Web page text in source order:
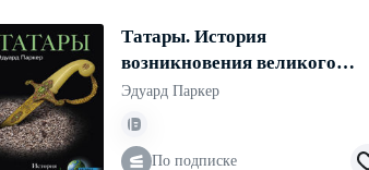
Татары. История
возникновения великого
народа
Эдуард Паркер
По подписке